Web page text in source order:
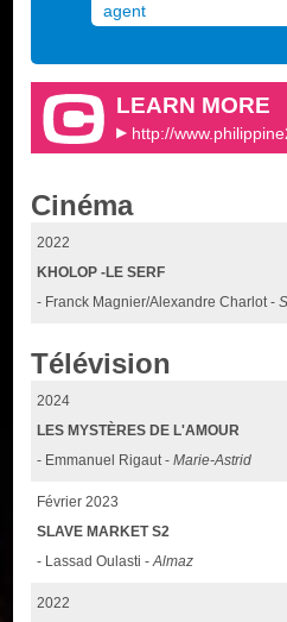
agent
LEARN MORE
http://
Cinéma
2022
KHOLOP -LE SERF
- Franck Magnier/Alexandre Charlot -
Télévision
2024
LES MYSTÈRES DE L'AMOUR
- Emmanuel Rigaut -Marie-Astrid
Février 2023
SLAVE MARKET S2
- Lassad Oulasti -Almaz
2022